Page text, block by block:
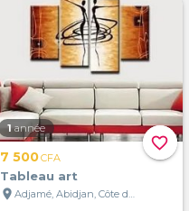
favorite_border
1 année
7 500CFA
Tableau art
location_on
Adjamé, Abidjan, Côte d'Ivoire